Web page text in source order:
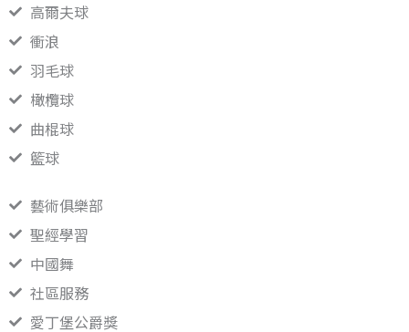
高爾夫球
衝浪
羽毛球
橄欖球
曲棍球
籃球
藝術俱樂部
聖經學習
中國舞
社區服務
愛丁堡公爵獎